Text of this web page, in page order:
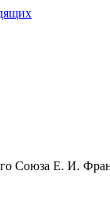
Союза Е. И.